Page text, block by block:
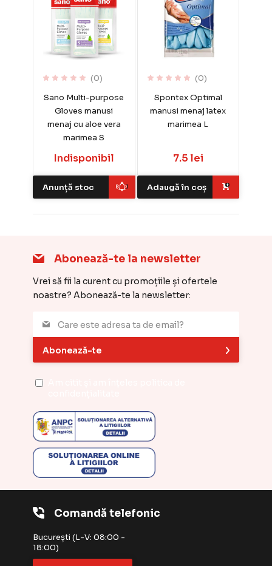
(0)
Sano Multi-purpose
Gloves manusi
menaj cu aloe vera
marimea S
Indisponibil
Anunță stoc
(0)
Spontex Optimal
manusi menaj latex
marimea L
7.5 lei
Adaugă în coș
Comandă telefonic
București (L-V: 08:00 -
18:00)
Abonează-te la newsletter
Vrei să fii la curent cu promoțiile și ofertele
noastre? Abonează-te la newsletter:
Abonează-te